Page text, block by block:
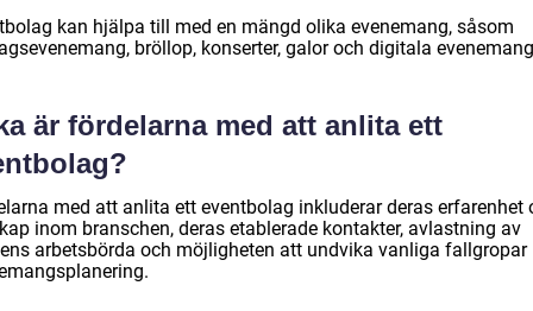
kan hjälpa till med en mängd olika evenemang, såsom
bröllop, konserter, galor och digitala
är fördelarna med att anlita ett
med att anlita ett eventbolag inkluderar deras erfarenhet
inom branschen, deras etablerade kontakter, avlastning av
arbetsbörda och möjligheten att undvika vanliga fallgropar